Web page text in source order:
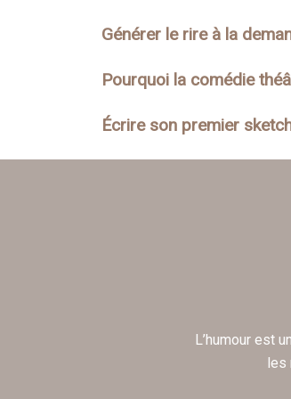
Générer le rire à la
Pourquoi la comédie
Écrire son premier
L’humour est
les